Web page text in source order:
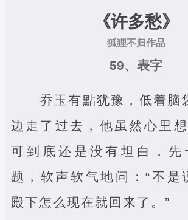
《许多愁》
狐狸不归作品
59、表字
乔玉有點犹豫，低着脑
边走了过去，他虽然心里想
可到底还是没有坦白，先
题，软声软气地问：“不是
殿下怎么现在就回来了。”